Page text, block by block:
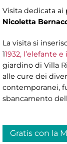
Visita dedicata ai
Nicoletta
La visita si
11932, l’elefante
giardino di Villa
alle cure dei
contemporanei,
sbancamento
Gratis con la